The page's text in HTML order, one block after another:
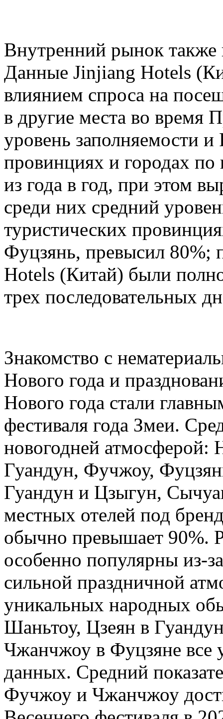
Внутренний рынок также
Данные Jinjiang Hotels
влиянием спроса на
в другие места во время
уровень заполняемости
провинциях и городах по
из года в год, при этом
среди них средний
туристических
Фуцзянь, превысил 80%;
Hotels (Китай) были
трех последовательных
Знакомство с
Нового года и
Нового года стали
фестиваля года Змеи.
новогодней атмосферой:
Гуандун, Фучжоу,
Гуандун и Цзыгун,
местных отелей под
обычно превышает 90%.
особенно популярны из-
сильной праздничной
уникальных народных
Шаньтоу, Цзеян в
Чжанчжоу в Фуцзяне все
данных. Средний
Фучжоу и Чжанчжоу